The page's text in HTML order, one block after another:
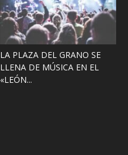
LA PLAZA DEL GRANO SE
LLENA DE MÚSICA EN EL
«LEÓN...